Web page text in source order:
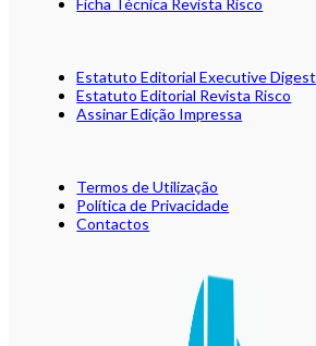
Estatuto Editorial Executive Digest
Estatuto Editorial Revista Risco
Assinar Edição Impressa
Termos de Utilização
Política de Privacidade
Contactos